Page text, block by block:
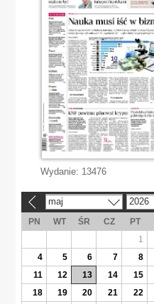
Wydanie: 13476
maj 2026
PN WT ŚR CZ PT
1
4
5 6 7 8
11
12 13 14 15
18
19 20 21 22